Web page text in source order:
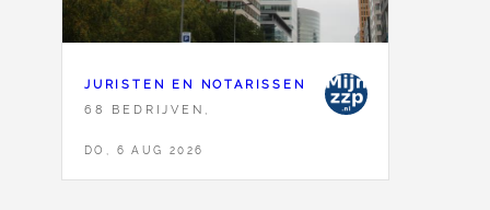
JURISTEN EN NOTARISSEN
68 BEDRIJVEN,
DO, 6 AUG 2026